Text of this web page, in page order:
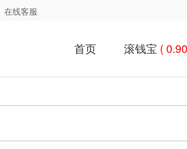
在线客服
首页 滚钱宝 (